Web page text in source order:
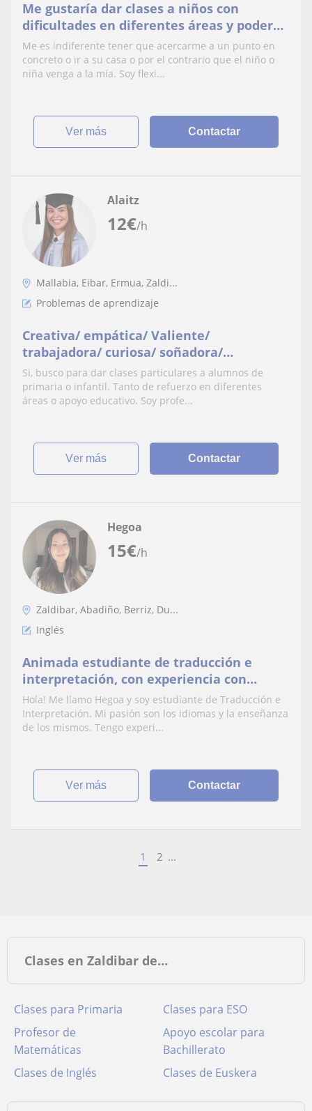
Me gustaría dar clases a niños con
dificultades en diferentes áreas y poder
ayudarles
Me es indiferente tener que acercarme a un punto en
concreto o ir a su casa o por el contrario que el niño o
niña venga a la mía. Soy flexi...
ver más Contactar
12€/h
Alaitz
Mallabia, Eibar, Ermua, Zaldi...
Problemas de aprendizaje
Creativa/ empática/ Valiente/
trabajadora/ curiosa/ soñadora/
psicopedagoga/ educadora
Si, busco para dar clases particulares a alumnos de
primaria o infantil. Tanto de refuerzo en diferentes
áreas o apoyo educativo. Soy profe...
ver más Contactar
15€/h
Hegoa
Zaldibar, Abadiño, Berriz, Du...
Inglés
Animada estudiante de traducción e
interpretación, con experiencia con
adolescentes.
Hola! Me llamo Hegoa y soy estudiante de Traducción e
Interpretación. Mi pasión son los idiomas y la enseñanza
de los mismos. Tengo experi...
ver más Contactar
1 2 ...
Clases en Zaldibar de…
Clases para Primaria
Clases para ESO
Profesor de
Matemáticas
Apoyo escolar para
Bachillerato
Clases de Inglés
Clases de Euskera